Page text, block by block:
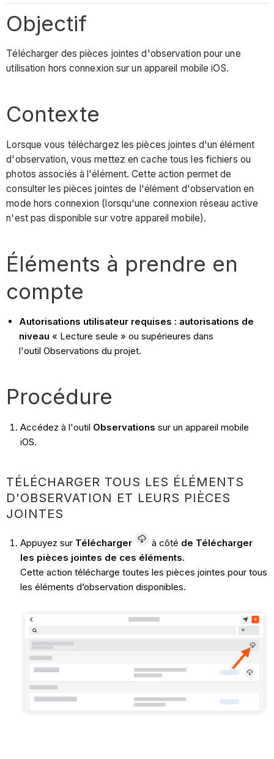
Objectif
Télécharger des pièces jointes d'observation pour une
utilisation hors connexion sur un appareil mobile iOS.
Contexte
Lorsque vous téléchargez les pièces jointes d'un élément
d'observation, vous mettez en cache tous les fichiers ou
photos associés à l'élément. Cette action permet de
consulter les pièces jointes de l'élément d'observation en
mode hors connexion (lorsqu'une connexion réseau active
n'est pas disponible sur votre appareil mobile).
Éléments à prendre en
compte
Autorisations utilisateur requises : autorisations de
niveau « Lecture seule » ou supérieures dans
l'outil Observations du projet.
Procédure
Accédez à l'outil Observations sur un appareil mobile
iOS.
TÉLÉCHARGER TOUS LES ÉLÉMENTS
D'OBSERVATION ET LEURS PIÈCES
JOINTES
Appuyez sur Télécharger à côté de Télécharger
les pièces jointes de ces éléments.
Cette action télécharge toutes les pièces jointes pour tous
les éléments d’observation disponibles.